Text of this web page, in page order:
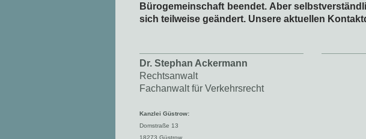
Bürogemeinschaft beendet. Aber
sich teilweise geändert. Unsere aktuellen
Dr. Stephan Ackermann
Rechtsanwalt
Fachanwalt für Verkehrsrecht
Kanzlei Güstrow:
Domstraße 13
18273 Güstrow